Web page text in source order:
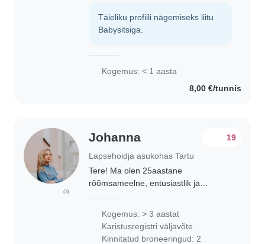
hoidmisega, olen palju tegelenud
mängude ja joonistamisega. Oskan
Täieliku profiili nägemiseks liitu
Babysitsiga.
Kogemus: < 1 aasta
8,00 €/tunnis
(3)
Johanna
Lapsehoidja asukohas Tartu
19
Tere! Ma olen 25aastane
rõõmsameelne, entusiastlik ja
õppekava ja töötasin ühes Tartu
lasteaias tavarühma õpetajana...
Kogemus: > 3 aastat
Karistusregistri väljavõte
Kinnitatud broneeringud: 2